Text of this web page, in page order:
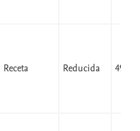
Receta Reducida 49,97